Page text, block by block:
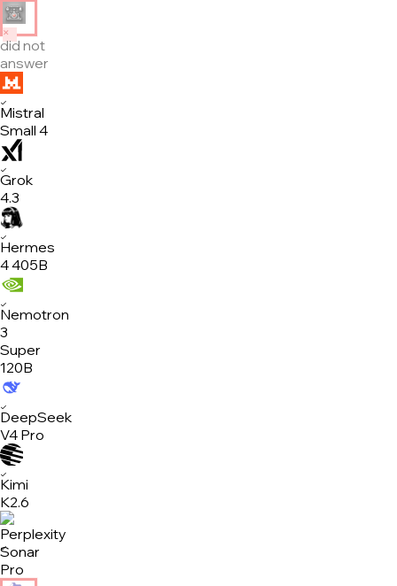
✕
did not
answer
✓
Mistral
Small 4
✓
Grok
4.3
✓
Hermes
4 405B
✓
Nemotron
3
Super
120B
✓
DeepSeek
V4 Pro
✓
Kimi
K2.6
✓
Sonar
Pro